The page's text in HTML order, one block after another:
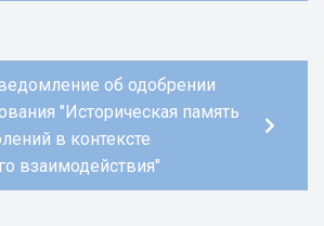
об одобрении
"Историческая память
в контексте
взаимодействия"